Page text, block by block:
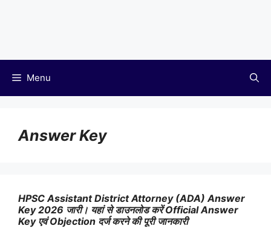
Menu
Answer Key
HPSC Assistant District Attorney (ADA) Answer
Key 2026 जारी। यहां से डाउनलोड करें Official Answer
Key एवं Objection दर्ज करने की पूरी जानकारी